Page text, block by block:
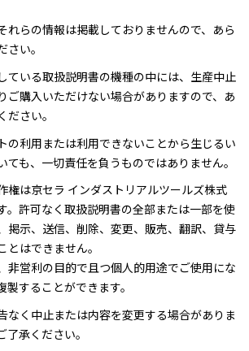
れらの情報は掲載しておりませんので、あら
い。
ている取扱説明書の機種の中には、生産中止
ご購入いただけない場合がありますので、あ
ださい。
の利用または利用できないことから生じるい
ても、一切責任を負うものではありません。
権は京セラ インダストリアルツールズ株式
。許可なく取扱説明書の全部または一部を使
掲示、送信、削除、変更、販売、翻訳、貸与
はできません。
非営利の目的で且つ個人的用途でご使用にな
製することができます。
なく中止または内容を変更する場合がありま
承ください。